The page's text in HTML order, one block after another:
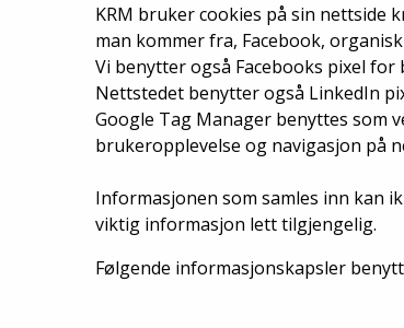
KRM bruker cookies på sin nettside
man kommer fra, Facebook,
Vi benytter også Facebooks pixel
Nettstedet benytter også LinkedIn
Google Tag Manager benyttes som
brukeropplevelse og navigasjon på
Informasjonen som samles inn kan
viktig informasjon lett tilgjengelig.
Følgende informasjonskapsler